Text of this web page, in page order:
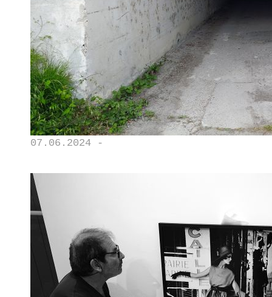
07.06.2024 -